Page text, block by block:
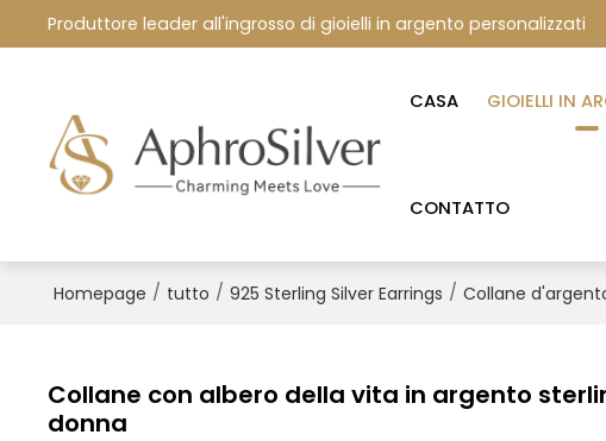
Produttore leader all'ingrosso di gioielli in argento personalizzati
CASA GIOIELLI IN
CONTATTO
Homepage / tutto / 925 Sterling Silver Earrings / Collane
Collane con albero della vita in argento
donna